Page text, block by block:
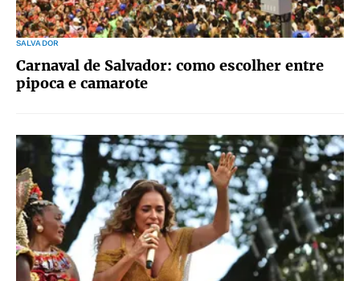
SALVADOR
Carnaval de Salvador: como escolher entre
pipoca e camarote